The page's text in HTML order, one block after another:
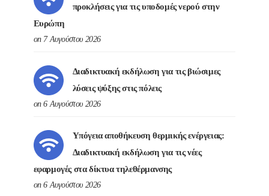
προκλήσεις για τις υποδομές νερού στην
Ευρώπη
on 7 Αυγούστου 2026
Διαδικτυακή εκδήλωση για τις βιώσιμες
λύσεις ψύξης στις πόλεις
on 6 Αυγούστου 2026
Υπόγεια αποθήκευση θερμικής ενέργειας:
Διαδικτυακή εκδήλωση για τις νέες
εφαρμογές στα δίκτυα τηλεθέρμανσης
on 6 Αυγούστου 2026